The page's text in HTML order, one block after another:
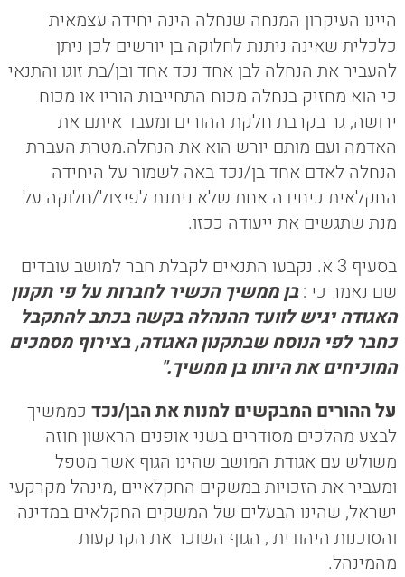
היינו העיקרון המנחה שנחלה הינה יחידה עצמאית
כלכלית שאינה ניתנת לחלוקה בן יורשים לכן ניתן
להעביר את הנחלה לבן אחד נכד אחד ובן/בת זוגו והתנאי
כי הוא מחזיק בנחלה מכוח התחייבות הוריו או מכוח
ירושה, גר בקרבת חלקת ההורים ומעבד איתם את
האדמה ועם מותם יורש הוא את הנחלה.מטרת העברת
הנחלה לאדם אחד בן/נכד באה לשמור על היחידה
החקלאית כיחידה אחת שלא ניתנת לפיצול/חלוקה על
מנת שתגשים את ייעודה ככזו.
בסעיף 3 א. נקבעו התנאים לקבלת חבר למושב עובדים
שם נאמר כי :בן ממשיך הכשיר לחברות על פי תקנון
האגודה יגיש לוועד ההנהלה בקשה בכתב להתקבל
כחבר לפי הנוסח שבתקנון האגודה, בצירוף מסמכים
המוכיחים את היותו בן ממשיך."
על ההורים המבקשים למנות את הבן/נכדכממשיך
לבצע מהלכים מסודרים בשני אופנים הראשון חוזה
משולש עם אגודת המושב שהינו הגוף אשר מטפל
ומעביר את הזכויות במשקים החקלאיים ,מינהל מקרקעי
ישראל, שהינו הבעלים של המשקים החקלאים במדינה
והסוכנות היהודית , הגוף השוכר את הקרקעות
מהמינהל.